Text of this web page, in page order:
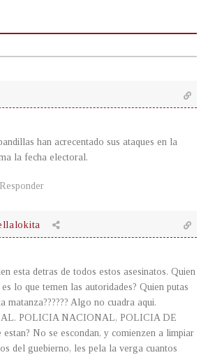
han acrecentado sus ataques en la
la fecha electoral.
Responder
esta detras de todos estos asesinatos. Quien
lo que temen las autoridades? Quien putas
matanza?????? Algo no cuadra aqui.
POLICIA NACIONAL, POLICIA DE
No se escondan, y comienzen a limpiar
del guebierno, les pela la verga cuantos